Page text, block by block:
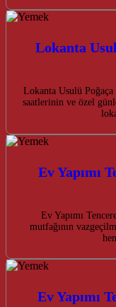
Lokanta
Lokanta Usulü Poğaça
saatlerinin ve özel
Ev Yapımı
Ev Yapımı
mutfağının
Ev Yapımı